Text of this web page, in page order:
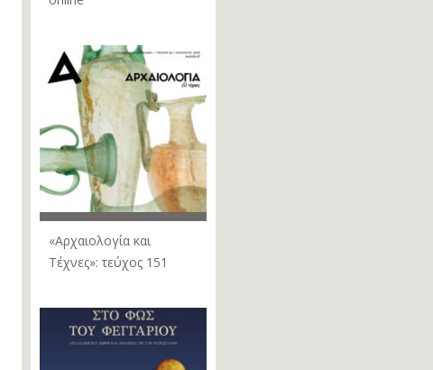
«Αρχαιολογία και
Τέχνες»: τεύχος 151